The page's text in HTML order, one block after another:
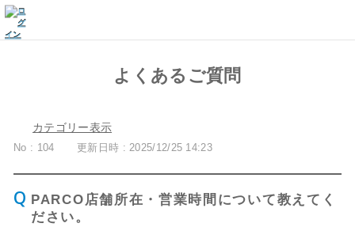
よくあるご質問
カテゴリー表示
No : 104 更新日時 : 2025/12/25 14:23
PARCO店舗所在・営業時間について教えてく
ださい。